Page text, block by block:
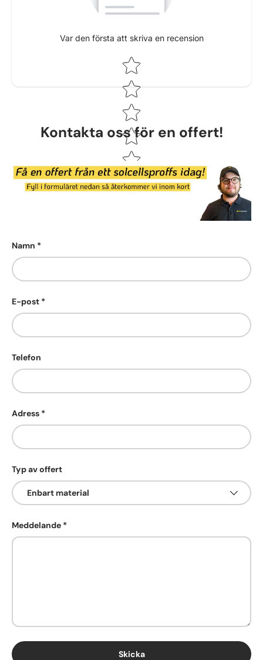
Var den första att skriva en recension
Star rating
Kontakta oss för en offert!
Namn
E-post
Telefon
Adress
Typ av offert
Meddelande
Skicka